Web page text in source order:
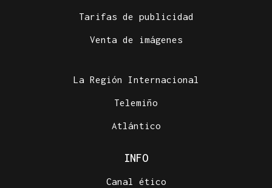
Tarifas de publicidad
Venta de imágenes
La Región Internacional
Telemiño
Atlántico
INFO
Canal ético